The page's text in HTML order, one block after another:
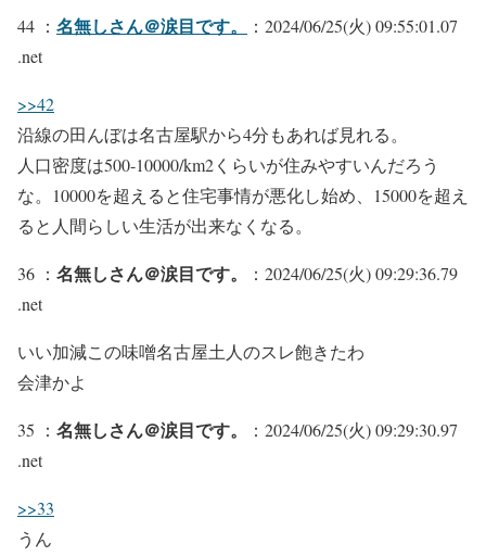
44 ： 名無しさん＠涙目です。
：2024/06/25(火) 09:55:01.07
.net
>>42
沿線の田んぼは名古屋駅から4分もあれば見れる。
人口密度は500-10000/km2くらいが住みやすいんだろう
な。10000を超えると住宅事情が悪化し始め、15000を超え
ると人間らしい生活が出来なくなる。
36 ： 名無しさん＠涙目です。
：2024/06/25(火) 09:29:36.79
.net
いい加減この味噌名古屋土人のスレ飽きたわ
会津かよ
35 ： 名無しさん＠涙目です。
：2024/06/25(火) 09:29:30.97
.net
>>33
うん